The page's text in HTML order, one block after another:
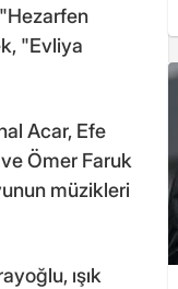
"Evliya
Acar, Efe
Ömer Faruk
müzikleri
ışık